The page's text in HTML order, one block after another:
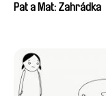
Pat a Mat: Zahrádka